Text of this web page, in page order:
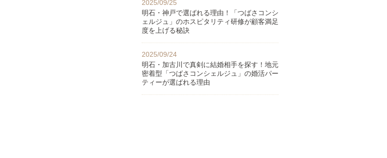
2025/09/25
明石・神戸で選ばれる理由！「つばさコンシ
ェルジュ」のホスピタリティ研修が顧客満足
度を上げる秘訣
2025/09/24
明石・加古川で真剣に結婚相手を探す！地元
密着型「つばさコンシェルジュ」の婚活パー
ティーが選ばれる理由